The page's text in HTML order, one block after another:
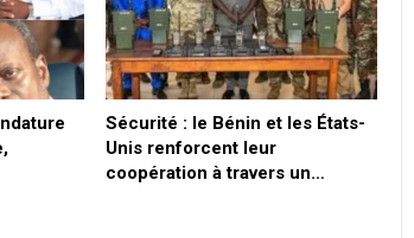
Sécurité : le Bénin et les États-
Unis renforcent leur
coopération à travers un…